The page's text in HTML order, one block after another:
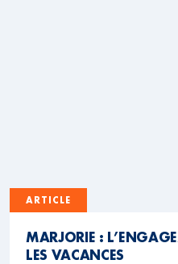
ARTICLE
MARJORIE :
LES VACANCES